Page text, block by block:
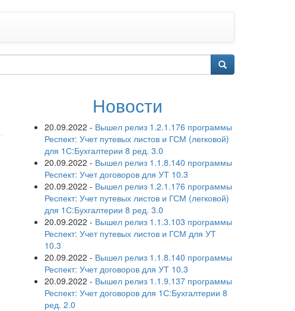
Новости
20.09.2022 - Вышел релиз 1.2.1.176 программы
Респект: Учет путевых листов и ГСМ (легковой)
для 1С:Бухгалтерии 8 ред. 3.0
20.09.2022 - Вышел релиз 1.1.8.140 программы
Респект: Учет договоров для УТ 10.3
20.09.2022 - Вышел релиз 1.2.1.176 программы
Респект: Учет путевых листов и ГСМ (легковой)
для 1С:Бухгалтерии 8 ред. 3.0
20.09.2022 - Вышел релиз 1.1.3.103 программы
Респект: Учет путевых листов и ГСМ для УТ
10.3
20.09.2022 - Вышел релиз 1.1.8.140 программы
Респект: Учет договоров для УТ 10.3
20.09.2022 - Вышел релиз 1.1.9.137 программы
Респект: Учет договоров для 1С:Бухгалтерии 8
ред. 2.0